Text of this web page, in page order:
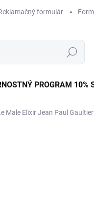
formulár
Hľadať
PROGRAM 10%
Male Elixir Jean Paul Gaultier